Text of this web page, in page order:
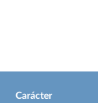
Carácter